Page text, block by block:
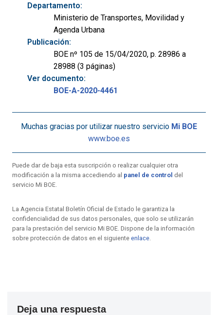
Departamento:
Ministerio de Transportes, Movilidad y
Agenda Urbana
Publicación:
BOE nº 105 de 15/04/2020, p. 28986 a
28988 (3 páginas)
Ver documento:
BOE-A-2020-4461
Muchas gracias por utilizar nuestro servicio Mi BOE
www.boe.es
Puede dar de baja esta suscripción o realizar cualquier otra
modificación a la misma accediendo al panel de control del
servicio Mi BOE.
La Agencia Estatal Boletín Oficial de Estado le garantiza la
confidencialidad de sus datos personales, que solo se utilizarán
para la prestación del servicio Mi BOE. Dispone de la información
sobre protección de datos en el siguiente enlace
Deja una respuesta